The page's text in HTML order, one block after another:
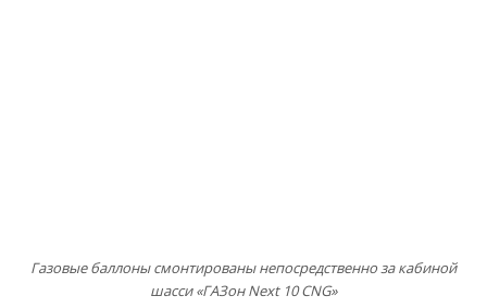
Газовые баллоны смонтированы непосредственно за кабиной
шасси «ГАЗон Next 10 CNG»